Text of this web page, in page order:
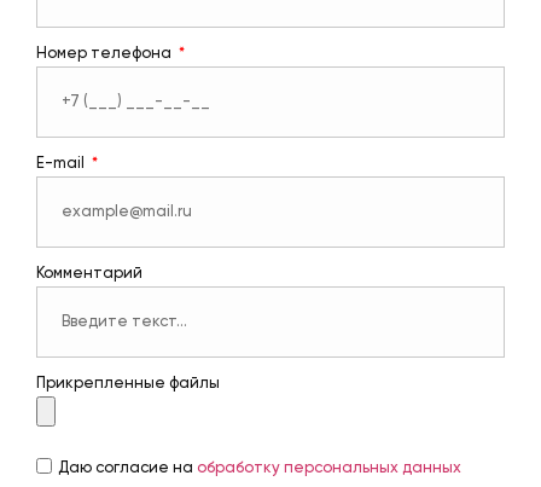
Номер телефона
E-mail
Комментарий
Прикрепленные файлы
Даю согласие на обработку персональных данных